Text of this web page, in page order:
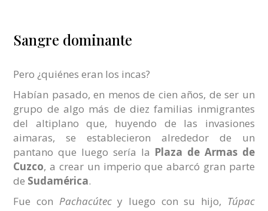
Sangre dominante
Pero ¿quiénes eran los incas?
Habían pasado, en menos de cien años, de ser un
grupo de algo más de diez familias inmigrantes
del altiplano que, huyendo de las invasiones
aimaras, se establecieron alrededor de un
pantano que luego sería la Plaza de Armas de
Cuzco, a crear un imperio que abarcó gran parte
de Sudamérica.
Fue con Pachacútecy luego con su hijo, Túpac